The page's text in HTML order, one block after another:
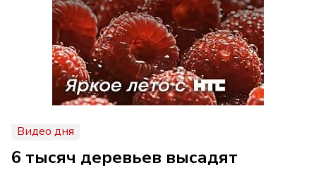
Видео дня
6 тысяч деревьев высадят